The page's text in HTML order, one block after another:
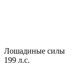
Лошадиные силы
199 л.с.